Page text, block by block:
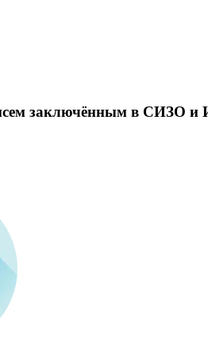
заключённым в СИЗО и